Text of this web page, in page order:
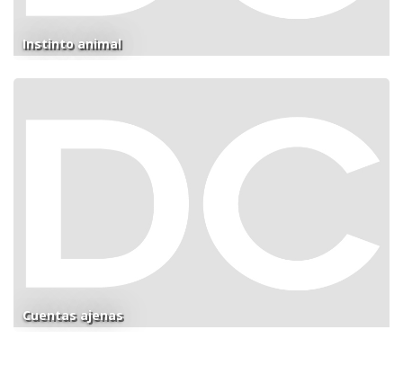
Instinto animal
Cuentas ajenas